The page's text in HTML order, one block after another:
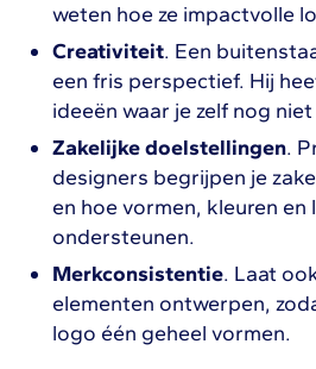
weten hoe ze impactvolle
Creativiteit. Een
een fris perspectief. Hij
ideeën waar je zelf nog
Zakelijke doelstellingen.
designers begrijpen je
en hoe vormen, kleuren
ondersteunen.
Merkconsistentie. Laat
elementen ontwerpen,
logo één geheel vormen.